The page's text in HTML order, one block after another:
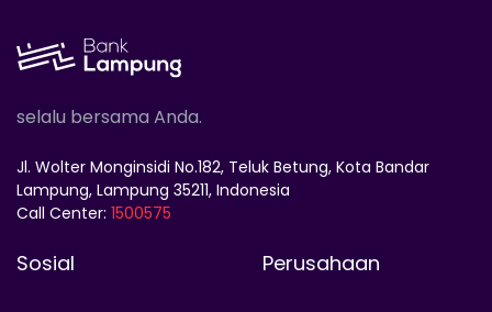
selalu bersama Anda.
Jl. Wolter Monginsidi No.182, Teluk Betung, Kota Bandar
Lampung, Lampung 35211, Indonesia
Call Center: 1500575
Sosial Perusahaan